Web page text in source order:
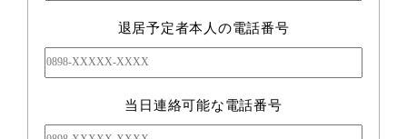
退居予定者本人の電話番号
当日連絡可能な電話番号